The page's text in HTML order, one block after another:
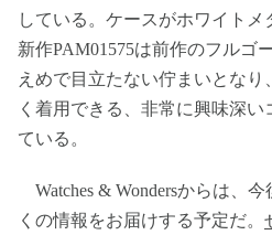
している。ケースがホワイトメ
新作PAM01575は前作のフルゴ
えめで目立たない佇まいとな
く着用できる、非常に興味深
ている。
Watches & Wondersからは、
くの情報をお届けする予定だ。